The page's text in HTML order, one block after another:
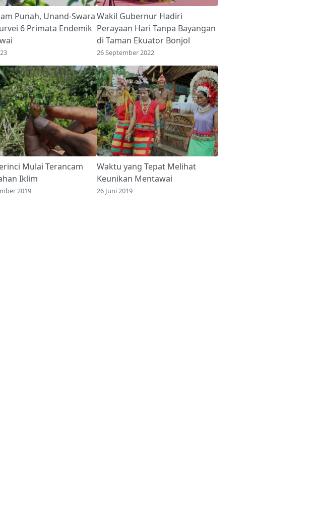
Punah, Unand-Swara
6 Primata Endemik
Wakil Gubernur Hadiri
Perayaan Hari Tanpa Bayangan
di Taman Ekuator Bonjol
26 September 2022
Mulai Terancam
Iklim
2019
Waktu yang Tepat Melihat
Keunikan Mentawai
26 Juni 2019